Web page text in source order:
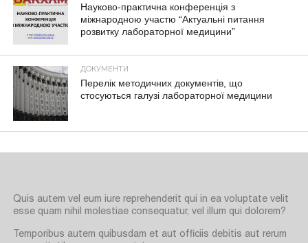
Науково-практична конференція з
міжнародною участю “Актуальні питання
розвитку лабораторної медицини”
ДОКУМЕНТИ
Перелік методичних документів, що
стосуються галузі лабораторної медицини
Quis autem vel eum iure reprehenderit qui in ea voluptate velit
esse quam nihil molestiae consequatur, vel illum qui dolorem?
Temporibus autem quibusdam et aut officiis debitis aut rerum